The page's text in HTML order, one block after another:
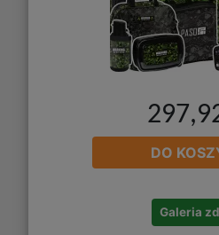
DO
Galeria